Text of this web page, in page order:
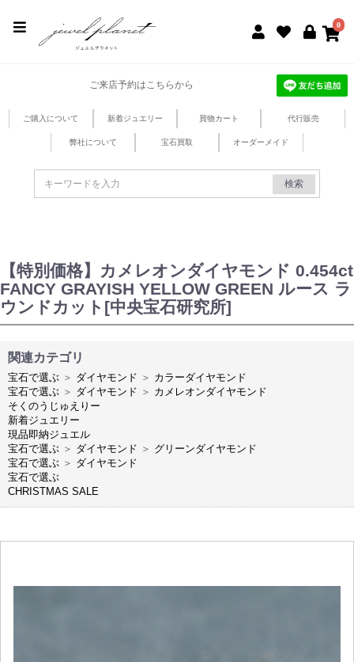
0
ご来店予約はこちらから
ご購入について 新着ジュエリー 買物カート 代行販売
弊社について 宝石買取 オーダーメイド
検索
【特別価格】カメレオンダイヤモンド 0.454ct
FANCY GRAYISH YELLOW GREEN ルース ラ
ウンドカット[中央宝石研究所]
関連カテゴリ
宝石で選ぶ ＞ ダイヤモンド ＞ カラーダイヤモンド
宝石で選ぶ ＞ ダイヤモンド ＞ カメレオンダイヤモンド
そくのうじゅえりー
新着ジュエリー
現品即納ジュエル
宝石で選ぶ ＞ ダイヤモンド ＞ グリーンダイヤモンド
宝石で選ぶ ＞ ダイヤモンド
宝石で選ぶ
CHRISTMAS SALE